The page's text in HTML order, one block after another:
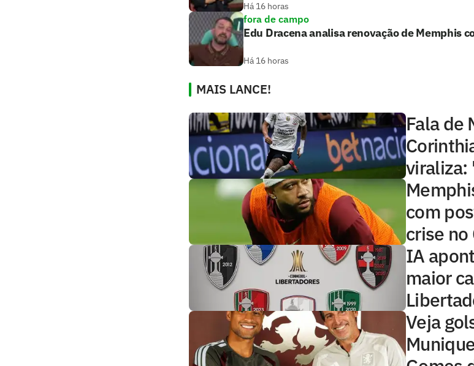
Há 16 horas
fora de campo
Edu Dracena analisa renovação de Memphis
Há 16 horas
MAIS LANCE!
Fala de
viraliza:
com
crise
IA
maior
Veja